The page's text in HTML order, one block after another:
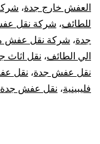
العفش خارج جدة،
للطائف، شركة نقل
جدة، شركة نقل عفش
الي الطائف، نقل اثاث
نقل عفش جدة، نقل
فليبينية، نقل عفش جدة